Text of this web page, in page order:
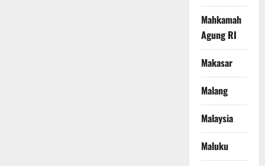
Mahkamah
Agung RI
Makasar
Malang
Malaysia
Maluku